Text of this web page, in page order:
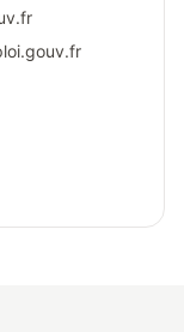
oncle
Il
avec la
des
et